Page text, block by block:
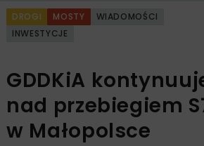
DROGI MOSTY
WIADOMOŚCI
INWESTYCJE
GDDKiA
nad przebiegiem
w Małopolsce